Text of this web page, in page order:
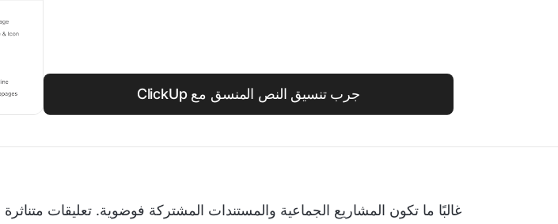
جرب تنسيق النص المنسق مع ClickUp